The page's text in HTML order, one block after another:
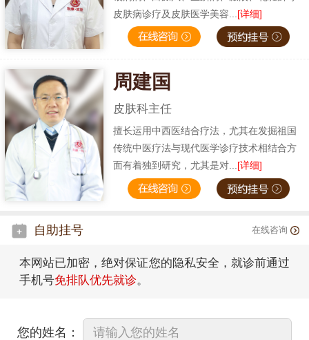
皮肤病诊疗及皮肤医学美容... [详细]
周建国
皮肤科主任
擅长运用中西医结合疗法，尤其在发掘祖国
传统中医疗法与现代医学诊疗技术相结合方
面有着独到研究，尤其是对...[详细]
自助挂号 在线咨询
本网站已加密，绝对保证您的隐私安全，就诊前通过
手机号免排队优先就诊。
您的姓名：